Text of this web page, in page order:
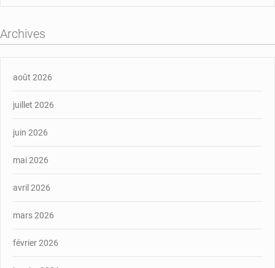
Archives
août 2026
juillet 2026
juin 2026
mai 2026
avril 2026
mars 2026
février 2026